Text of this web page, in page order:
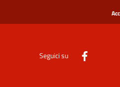
Seguici su